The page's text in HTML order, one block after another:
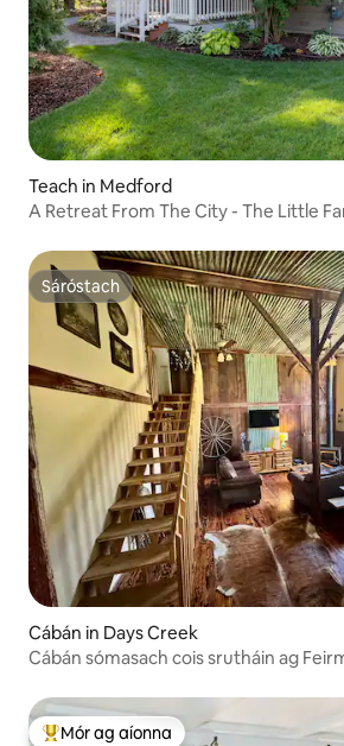
Teach in Medford
A Retreat From The City - The Little
Sáróstach
Sáróstach
Cábán in Days Creek
Cábán sómasach cois srutháin ag
Mór ag aíonna